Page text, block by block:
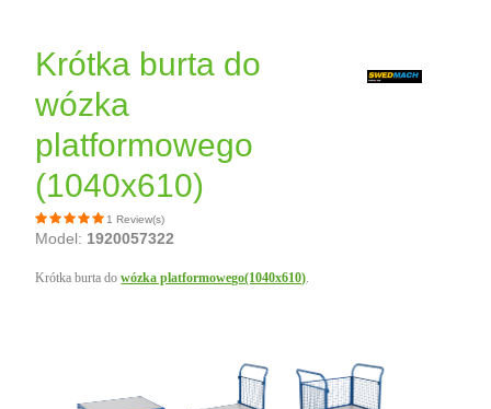
Krótka burta do
wózka
platformowego
(1040x610)
1 Review(s)
Model: 1920057322
Krótka burta dowózka platformowego(1040x610)